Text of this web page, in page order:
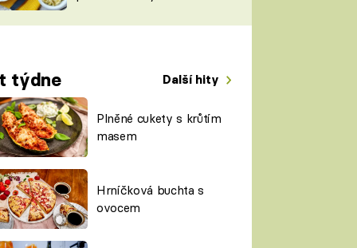
týdne Další hity
Plněné cukety s krůtím
masem
Hrníčková buchta s
ovocem